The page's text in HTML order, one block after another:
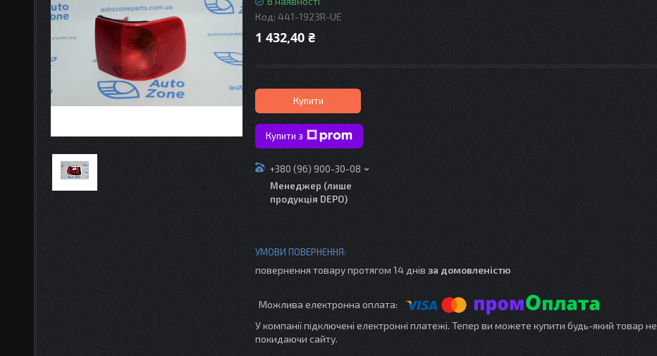
Код: 441-1923R-UE
1 432,40 ₴
Купити
Купити з
+380 (96) 900-30-08
Менеджер (лише
продукція DEPO)
повернення товару протягом 14 днів за домовленістю
У компанії підключені електронні платежі. Тепер ви можете купити будь-який товар не
покидаючи сайту.